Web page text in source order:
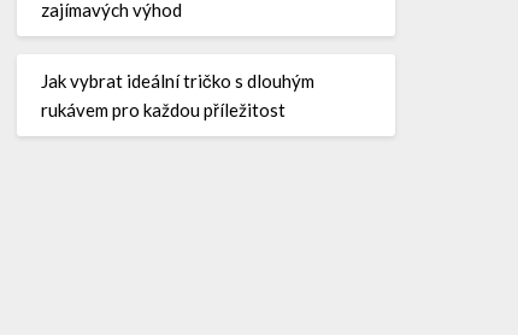
zajímavých výhod
Jak vybrat ideální tričko s dlouhým
rukávem pro každou příležitost